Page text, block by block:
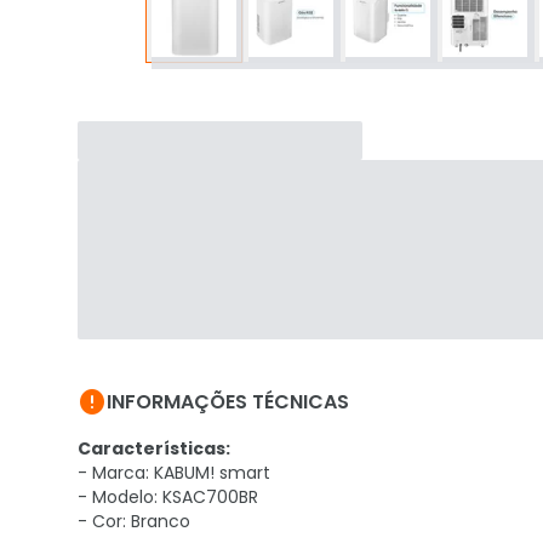
INFORMAÇÕES TÉCNICAS
Características:
- Marca: KABUM! smart
- Modelo: KSAC700BR
- Cor: Branco